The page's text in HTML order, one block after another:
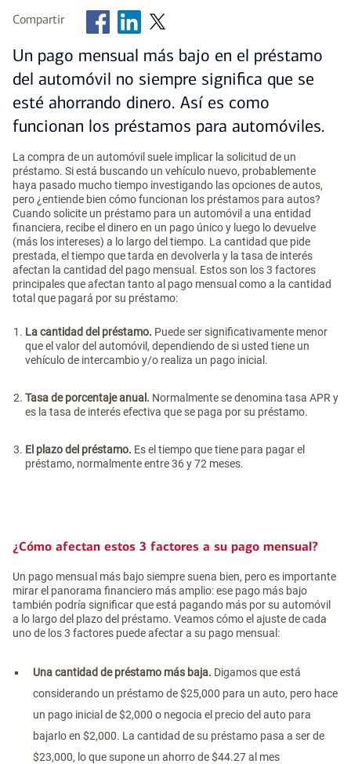
Compartir
Un pago mensual más bajo en el préstamo
del automóvil no siempre significa que se
esté ahorrando dinero. Así es como
funcionan los préstamos para automóviles.
La compra de un automóvil suele implicar la solicitud de un
préstamo. Si está buscando un vehículo nuevo, probablemente
haya pasado mucho tiempo investigando las opciones de autos,
pero ¿entiende bien cómo funcionan los préstamos para autos?
Cuando solicite un préstamo para un automóvil a una entidad
financiera, recibe el dinero en un pago único y luego lo devuelve
(más los intereses) a lo largo del tiempo. La cantidad que pide
prestada, el tiempo que tarda en devolverla y la tasa de interés
afectan la cantidad del pago mensual. Estos son los 3 factores
principales que afectan tanto al pago mensual como a la cantidad
total que pagará por su préstamo:
La cantidad del préstamo. Puede ser significativamente menor
que el valor del automóvil, dependiendo de si usted tiene un
vehículo de intercambio y/o realiza un pago inicial.
Tasa de porcentaje anual. Normalmente se denomina tasa APR y
es la tasa de interés efectiva que se paga por su préstamo.
El plazo del préstamo. Es el tiempo que tiene para pagar el
préstamo, normalmente entre 36 y 72 meses.
¿Cómo afectan estos 3 factores a su pago mensual?
Un pago mensual más bajo siempre suena bien, pero es importante
mirar el panorama financiero más amplio: ese pago más bajo
también podría significar que está pagando más por su automóvil
a lo largo del plazo del préstamo. Veamos cómo el ajuste de cada
uno de los 3 factores puede afectar a su pago mensual:
Una cantidad de préstamo más baja. Digamos que está
considerando un préstamo de $25,000 para un auto, pero hace
un pago inicial de $2,000 o negocia el precio del auto para
bajarlo en $2,000. La cantidad de su préstamo pasa a ser de
$23,000, lo que supone un ahorro de $44.27 al mes